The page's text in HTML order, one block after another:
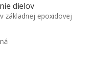
dielov
základnej epoxidovej